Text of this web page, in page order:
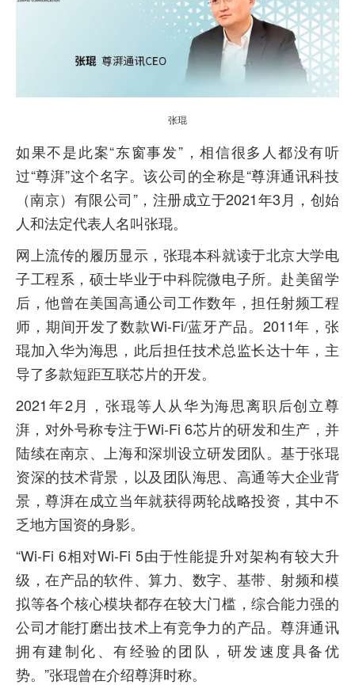
张琨
如果不是此案“东窗事发”，相信很多人都没有听
过“尊湃”这个名字。该公司的全称是“尊湃通讯科技
（南京）有限公司”，注册成立于2021年3月，创始
人和法定代表人名叫张琨。
网上流传的履历显示，张琨本科就读于北京大学电
子工程系，硕士毕业于中科院微电子所。赴美留学
后，他曾在美国高通公司工作数年，担任射频工程
师，期间开发了数款Wi-Fi/蓝牙产品。2011年，张
琨加入华为海思，此后担任技术总监长达十年，主
导了多款短距互联芯片的开发。
2021年2月，张琨等人从华为海思离职后创立尊
湃，对外号称专注于Wi-Fi 6芯片的研发和生产，并
陆续在南京、上海和深圳设立研发团队。基于张琨
资深的技术背景，以及团队海思、高通等大企业背
景，尊湃在成立当年就获得两轮战略投资，其中不
乏地方国资的身影。
“Wi-Fi 6相对Wi-Fi 5由于性能提升对架构有较大升
级，在产品的软件、算力、数字、基带、射频和模
拟等各个核心模块都存在较大门槛，综合能力强的
公司才能打磨出技术上有竞争力的产品。尊湃通讯
拥有建制化、有经验的团队，研发速度具备优
势。”张琨曾在介绍尊湃时称。